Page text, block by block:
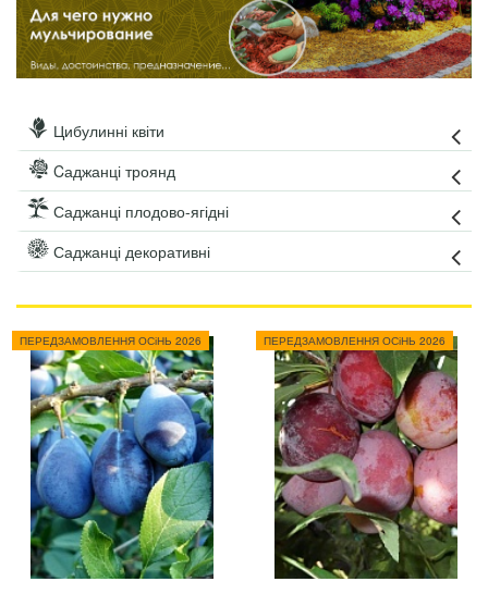
Цибулинні квіти
Cаджанці троянд
Саджанці плодово-ягідні
Саджанці декоративні
ПЕРЕДЗАМОВЛЕННЯ ОСіНЬ 2026 ПЕРЕДЗАМОВЛЕННЯ ОСіНЬ 2026